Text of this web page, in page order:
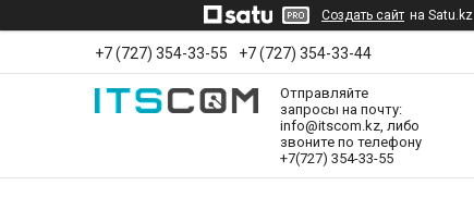
Создать сайт на Satu.kz
+7 (727) 354-33-55 +7 (727) 354-33-44
Отправляйте
запросы на почту:
info@itscom.kz, либо
звоните по телефону
+7(727) 354-33-55